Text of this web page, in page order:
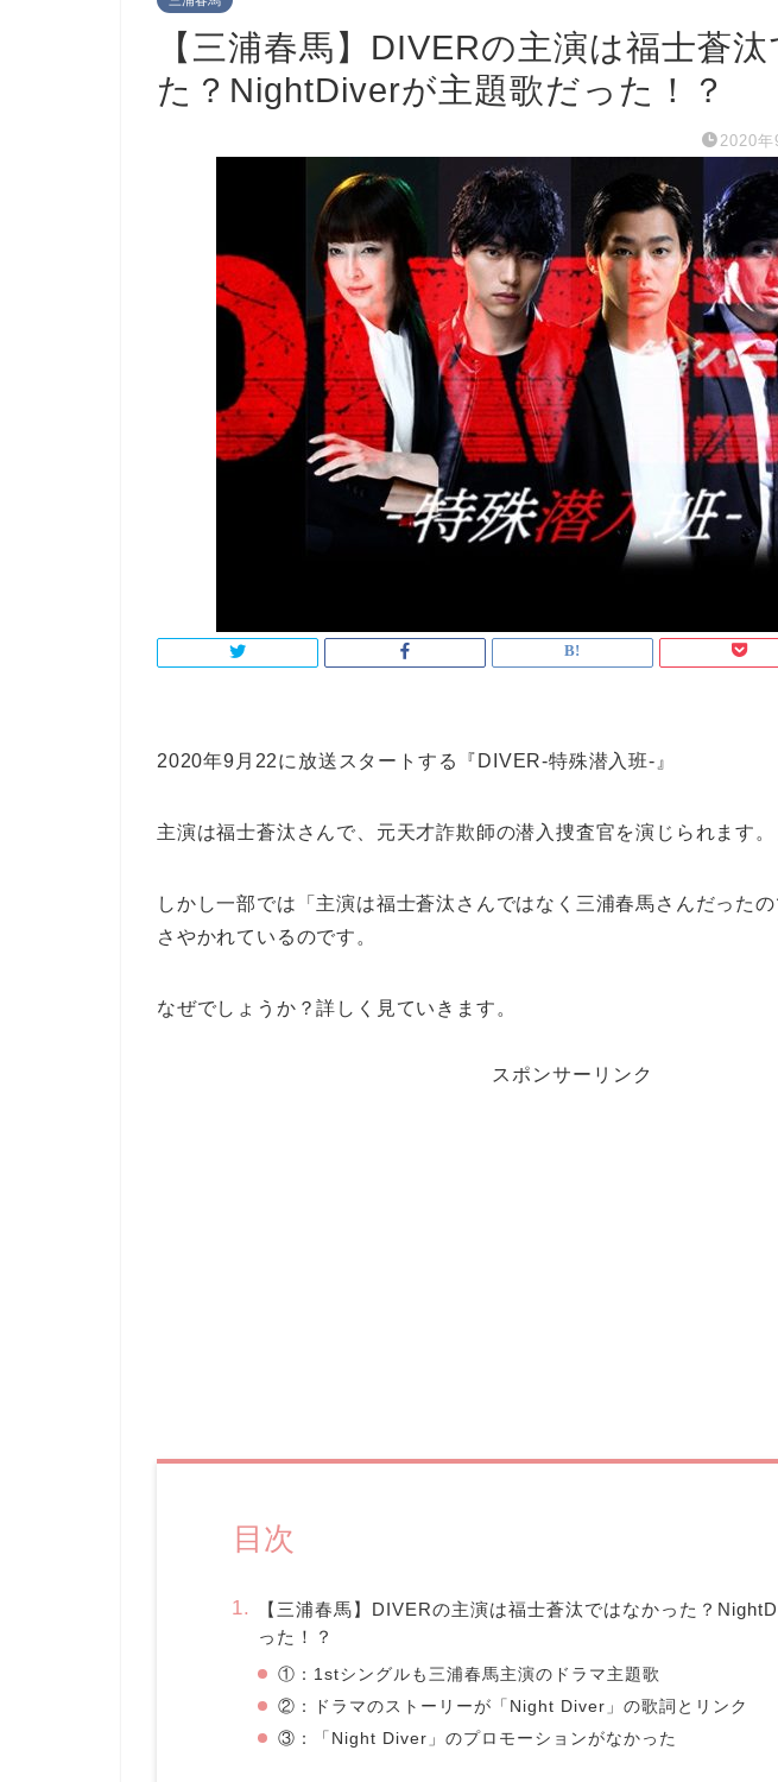
【三浦春馬】DIVERの主演は福士蒼
た？NightDiverが主題歌だった！？
2020年
2020年9月22に放送スタートする『DIVER-特殊潜入班-』
主演は福士蒼汰さんで、元天才詐欺師の潜入捜査官を演じられます。
しかし一部では「主演は福士蒼汰さんではなく三浦春馬さんだった
さやかれているのです。
なぜでしょうか？詳しく見ていきます。
スポンサーリンク
目次
【三浦春馬】DIVERの主演は福士蒼汰ではなかった？
った！？
①：1stシングルも三浦春馬主演のドラマ主題歌
②：ドラマのストーリーが「Night Diver」の歌詞とリンク
③：「Night Diver」のプロモーションがなかった